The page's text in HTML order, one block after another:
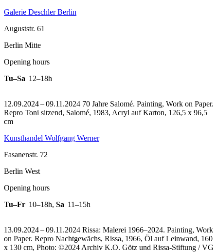
Galerie Deschler Berlin
Auguststr. 61
Berlin Mitte
Opening hours
Tu–Sa 12–18h
12.09.2024 – 09.11.2024 70 Jahre Salomé. Painting, Work on Paper.
Repro Toni sitzend, Salomé, 1983, Acryl auf Karton, 126,5 x 96,5
cm
Kunsthandel Wolfgang Werner
Fasanenstr. 72
Berlin West
Opening hours
Tu–Fr 10–18h, Sa 11–15h
13.09.2024 – 09.11.2024 Rissa: Malerei 1966–2024. Painting, Work
on Paper. Repro Nachtgewächs, Rissa, 1966, Öl auf Leinwand, 160
x 130 cm, Photo: ©2024 Archiv K.O. Götz und Rissa-Stiftung / VG